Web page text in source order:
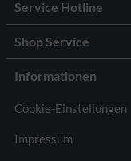
Service Hotline
Shop Service
Informationen
Cookie-Einstellungen
Impressum